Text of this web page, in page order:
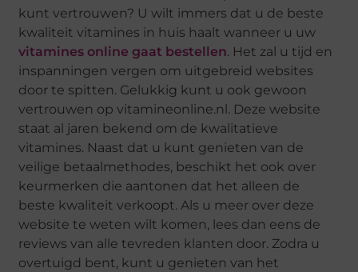
kunt vertrouwen? U wilt immers dat u de beste
kwaliteit vitamines in huis haalt wanneer u uw
vitamines online gaat bestellen. Het zal u tijd en
inspanningen vergen om uitgebreid websites
door te spitten. Gelukkig kunt u ook gewoon
vertrouwen op vitamineonline.nl. Deze website
staat al jaren bekend om de kwalitatieve
vitamines. Naast dat u kunt genieten van de
veilige betaalmethodes, beschikt het ook over
keurmerken die aantonen dat het alleen de
beste kwaliteit verkoopt. Als u meer over deze
website te weten wilt komen, lees dan eens de
reviews van alle tevreden klanten door. Zodra u
overtuigd bent, kunt u genieten van het